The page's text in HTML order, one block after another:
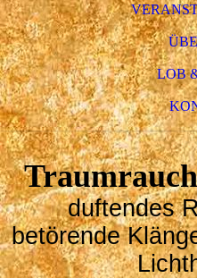
LOB
Traumrauch
duftendes
betörende